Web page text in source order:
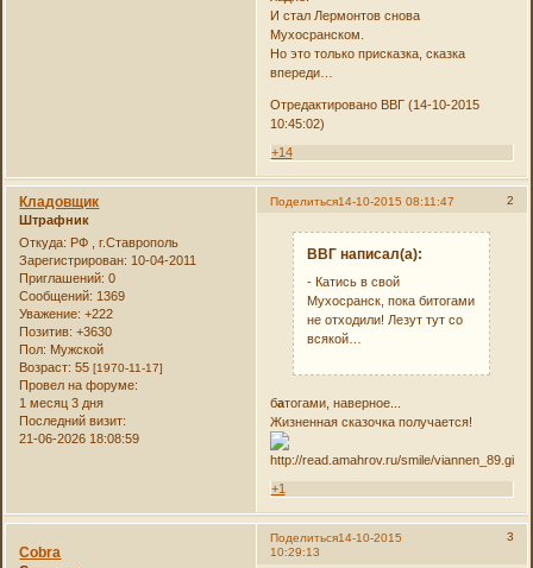
И стал Лермонтов снова
Мухосранском.
Но это только присказка, сказка
впереди…
Отредактировано ВВГ (14-10-2015
10:45:02)
+14
Поделиться 2
14-10-2015 08:11:47
Кладовщик
Штрафник
Откуда: РФ , г.Ставрополь
Зарегистрирован: 10-04-2011
Приглашений: 0
Сообщений: 1369
Уважение: +222
Позитив: +3630
Пол: Мужской
Возраст: 55[1970-11-17]
Провел на форуме:
1 месяц 3 дня
Последний визит:
21-06-2026 18:08:59
ВВГ написал(а):
- Катись в свой
Мухосранск, пока битогами
не отходили! Лезут тут со
всякой…
батогами, наверное...
Жизненная сказочка получается!
+1
Поделиться 3
14-10-2015
10:29:13
Cobra